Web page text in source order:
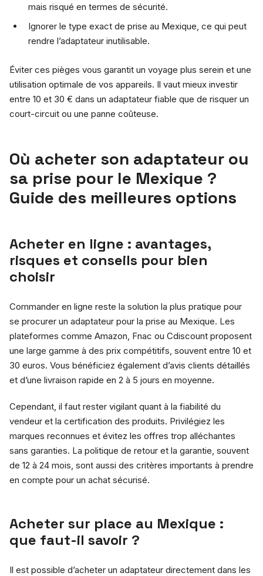
mais risqué en termes de sécurité.
Ignorer le type exact de prise au Mexique, ce qui peut
rendre l’adaptateur inutilisable.
Éviter ces pièges vous garantit un voyage plus serein et une
utilisation optimale de vos appareils. Il vaut mieux investir
entre 10 et 30 € dans un adaptateur fiable que de risquer un
court-circuit ou une panne coûteuse.
Où acheter son adaptateur ou
sa prise pour le Mexique ?
Guide des meilleures options
Acheter en ligne : avantages,
risques et conseils pour bien
choisir
Commander en ligne reste la solution la plus pratique pour
se procurer un adaptateur pour la prise au Mexique. Les
plateformes comme Amazon, Fnac ou Cdiscount proposent
une large gamme à des prix compétitifs, souvent entre 10 et
30 euros. Vous bénéficiez également d’avis clients détaillés
et d’une livraison rapide en 2 à 5 jours en moyenne.
Cependant, il faut rester vigilant quant à la fiabilité du
vendeur et la certification des produits. Privilégiez les
marques reconnues et évitez les offres trop alléchantes
sans garanties. La politique de retour et la garantie, souvent
de 12 à 24 mois, sont aussi des critères importants à prendre
en compte pour un achat sécurisé.
Acheter sur place au Mexique :
que faut-il savoir ?
Il est possible d’acheter un adaptateur directement dans les